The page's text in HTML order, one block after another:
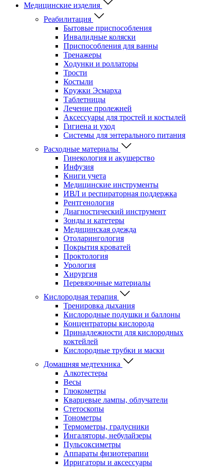
Медицинские изделия
Реабилитация
Бытовые приспособления
Инвалидные коляски
Приспособления для ванны
Тренажеры
Ходунки и роллаторы
Трости
Костыли
Кружки Эсмарха
Таблетницы
Лечение пролежней
Аксессуары для тростей и костылей
Гигиена и уход
Системы для энтерального питания
Расходные материалы
Гинекология и акушерство
Инфузия
Книги учета
Медицинские инструменты
ИВЛ и респираторная поддержка
Рентгенология
Диагностический инструмент
Зонды и катетеры
Медицинская одежда
Отоларингология
Покрытия кроватей
Проктология
Урология
Хирургия
Перевязочные материалы
Кислородная терапия
Тренировка дыхания
Кислородные подушки и баллоны
Концентраторы кислорода
Принадлежности для кислородных
коктейлей
Кислородные трубки и маски
Домашняя медтехника
Алкотестеры
Весы
Глюкометры
Кварцевые лампы, облучатели
Стетоскопы
Тонометры
Термометры, градусники
Ингаляторы, небулайзеры
Пульсоксиметры
Аппараты физиотерапии
Ирригаторы и аксессуары